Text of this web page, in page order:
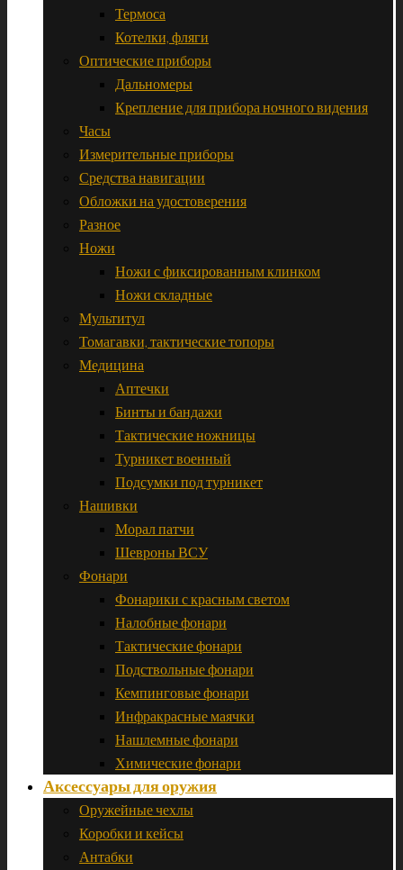
Термоса
Котелки, фляги
Оптические приборы
Дальномеры
Крепление для прибора ночного видения
Часы
Измерительные приборы
Средства навигации
Обложки на удостоверения
Разное
Ножи
Ножи с фиксированным клинком
Ножи складные
Мультитул
Томагавки, тактические топоры
Медицина
Аптечки
Бинты и бандажи
Тактические ножницы
Турникет военный
Подсумки под турникет
Нашивки
Морал патчи
Шевроны ВСУ
Фонари
Фонарики с красным светом
Налобные фонари
Тактические фонари
Подствольные фонари
Кемпинговые фонари
Инфракрасные маячки
Нашлемные фонари
Химические фонари
Аксессуары для оружия
Оружейные чехлы
Коробки и кейсы
Антабки